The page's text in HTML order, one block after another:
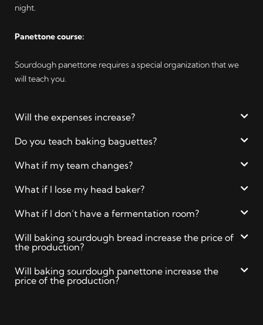
night.
Panettone course:
Sourdough panettone requires a special organization that we
will teach you.
Will the expenses increase?
Do you teach baking baguettes?
What if my team changes?
What if I lose my head baker?
What if I don’t have a fermentation room?
Will baking sourdough bread increase the price of
the production?
Will baking sourdough panettone increase the
price of the production?